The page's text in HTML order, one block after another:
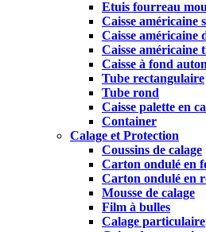
Etuis fourreau
Caisse américaine
Caisse américaine
Caisse américaine
Caisse à fond
Tube rectangulaire
Tube rond
Caisse palette en
Container
Calage et Protection
Coussins de calage
Carton ondulé en
Carton ondulé en
Mousse de calage
Film à bulles
Calage particulaire